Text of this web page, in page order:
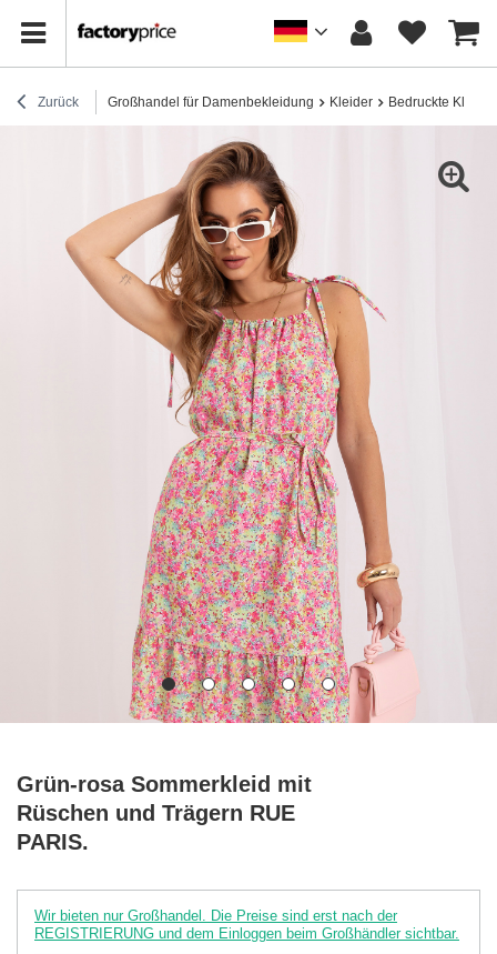
Zurück Großhandel für Damenbekleidung Kleider Bedruckte Kleider
Grün-rosa Sommerkleid mit
Rüschen und Trägern RUE
PARIS.
Wir bieten nur Großhandel. Die Preise sind erst nach der
REGISTRIERUNG und dem Einloggen beim Großhändler sichtbar.